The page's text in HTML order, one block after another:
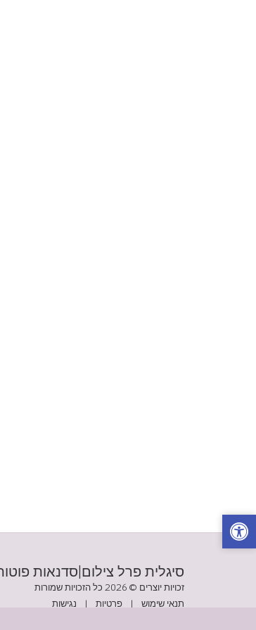
סיגלית פרל צילום|סדנאות
זכויות יוצרים © 2026 כל הזכויות שמורות
תנאי שימוש | פרטיות | נגישות